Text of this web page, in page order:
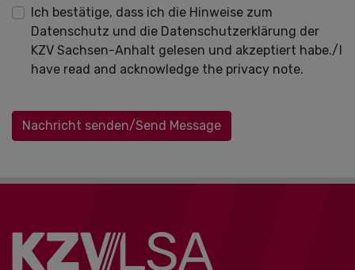
Ich bestätige, dass ich die Hinweise zum
Datenschutz und die Datenschutzerklärung der
KZV Sachsen-Anhalt gelesen und akzeptiert habe./I
have read and acknowledge the privacy note.
Nachricht senden/Send Message